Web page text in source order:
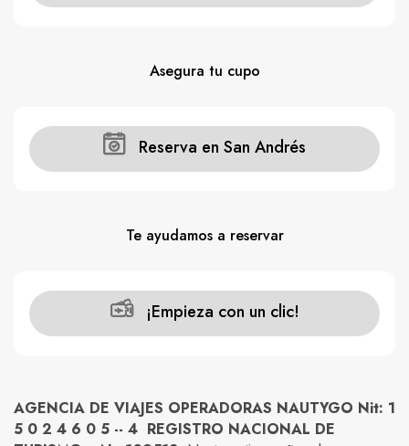
Asegura tu cupo
Reserva en San Andrés
Te ayudamos a reservar
¡Empieza con un clic!
AGENCIA DE VIAJES OPERADORAS NAUTYGO Nit: 1
5 0 2 4 6 0 5 -- 4 REGISTRO NACIONAL DE